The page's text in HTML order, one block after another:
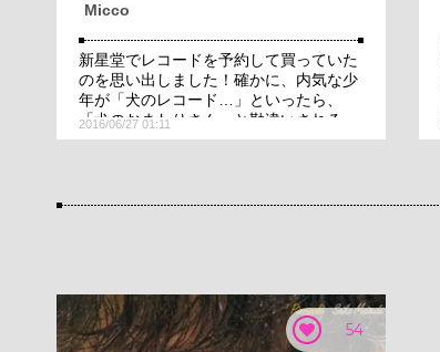
Micco
新星堂でレコードを予約して買っていた
のを思い出しました！確かに、内気な少
年が「犬のレコード…」といったら、
「犬のおまわりさん」と勘違いされる…
（笑）。そういえば町田康ファンで音の
2016/06/27 01:11
54